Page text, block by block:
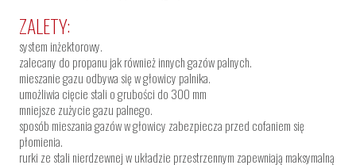
ZALETY:
system inżektorowy.
zalecany do propanu jak również innych gazów palnych.
mieszanie gazu odbywa się w głowicy palnika.
umożliwia cięcie stali o grubości do 300 mm
mniejsze zużycie gazu palnego.
sposób mieszania gazów w głowicy zabezpiecza przed cofaniem się
płomienia.
rurki ze stali nierdzewnej w układzie przestrzennym zapewniają maksymalną